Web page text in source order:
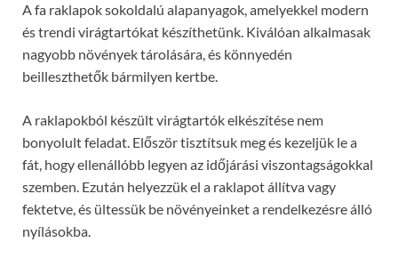
A fa raklapok sokoldalú alapanyagok, amelyekkel modern
és trendi virágtartókat készíthetünk. Kiválóan alkalmasak
nagyobb növények tárolására, és könnyedén
beilleszthetők bármilyen kertbe.
A raklapokból készült virágtartók elkészítése nem
bonyolult feladat. Először tisztítsuk meg és kezeljük le a
fát, hogy ellenállóbb legyen az időjárási viszontagságokkal
szemben. Ezután helyezzük el a raklapot állítva vagy
fektetve, és ültessük be növényeinket a rendelkezésre álló
nyílásokba.